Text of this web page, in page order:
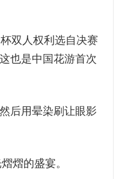
双人权利选自决赛
也是中国花游首次
后用晕染刷让眼影
熠的盛宴。